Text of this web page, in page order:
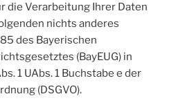
die Verarbeitung Ihrer Daten
nichts anderes
des Bayerischen
(BayEUG) in
1 UAbs. 1 Buchstabe e der
(DSGVO).